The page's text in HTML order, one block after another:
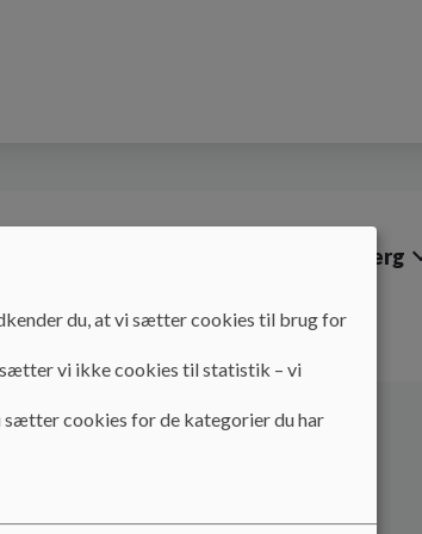
Muldbjerg
Links Elitesportsklasser
du, at vi sætter cookies til brug for
sætter vi ikke cookies til statistik – vi
sætter cookies for de kategorier du har